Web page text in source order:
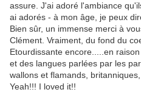
assure. J'ai adoré l'ambiance
ai adorés - à mon âge, je peux
Bien sûr, un immense merci à
Clément. Vraiment, du fond du
Etourdissante encore.....en
et des langues parlées par les
wallons et flamands,
Yeah!!! I loved it!!